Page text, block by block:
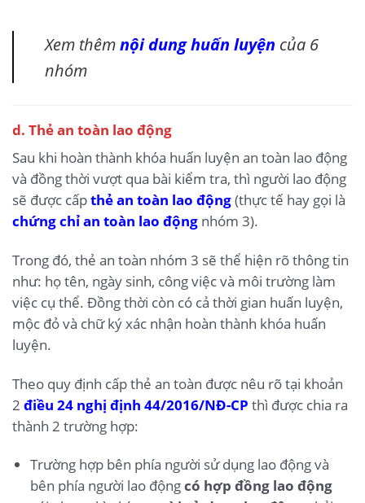
Xem thêmnội dung huấn luyện của 6
nhóm
d. Thẻ an toàn lao động
Sau khi hoàn thành khóa huấn luyện an toàn lao động
và đồng thời vượt qua bài kiểm tra, thì người lao động
sẽ được cấpthẻ an toàn lao động(thực tế hay gọi là
chứng chỉ an toàn lao động nhóm 3).
Trong đó, thẻ an toàn nhóm 3 sẽ thể hiện rõ thông tin
như: họ tên, ngày sinh, công việc và môi trường làm
việc cụ thể. Đồng thời còn có cả thời gian huấn luyện,
mộc đỏ và chữ ký xác nhận hoàn thành khóa huấn
luyện.
Theo quy định cấp thẻ an toàn được nêu rõ tại khoản
2 điều 24 nghị định 44/2016/NĐ-CP thì được chia ra
thành 2 trường hợp:
Trường hợp bên phía người sử dụng lao động và
bên phía người lao độngcó hợp đồng lao động